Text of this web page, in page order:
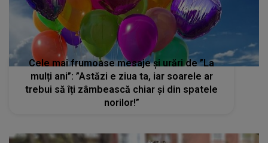
Cele mai frumoase mesaje și urări de ”La
mulți ani”: ”Astăzi e ziua ta, iar soarele ar
trebui să îți zâmbească chiar și din spatele
norilor!”